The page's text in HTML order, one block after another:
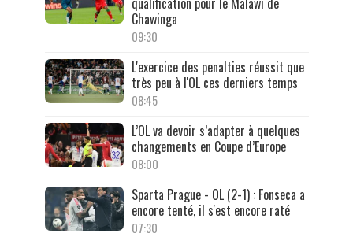
Chawinga
09:30
L'exercice des penalties réussit que
très peu à l'OL ces derniers temps
08:45
L’OL va devoir s’adapter à quelques
changements en Coupe d’Europe
08:00
Sparta Prague - OL (2-1) : Fonseca a
encore tenté, il s'est encore raté
07:30